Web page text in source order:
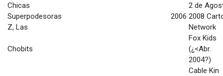
Chicas
Superpodesoras
Z, Las
2006
2 de
2008
Network
Chobits
Fox Kids
(¿<Abr.
2004?)
Cable Kin